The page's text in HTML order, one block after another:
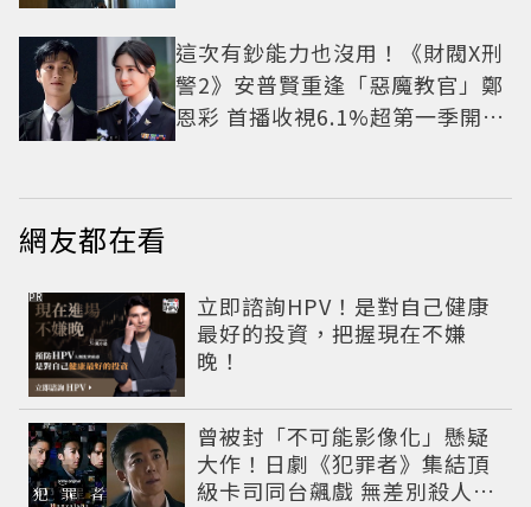
這次有鈔能力也沒用！《財閥X刑
警2》安普賢重逢「惡魔教官」鄭
恩彩 首播收視6.1%超第一季開紅
網友都在看
立即諮詢HPV！是對自己健康
最好的投資，把握現在不嫌
晚！
PR
曾被封「不可能影像化」懸疑
大作！日劇《犯罪者》集結頂
級卡司同台飆戲 無差別殺人案